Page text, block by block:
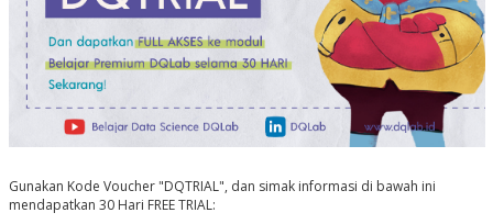
Gunakan Kode Voucher "DQTRIAL", dan simak informasi di bawah ini
mendapatkan 30 Hari FREE TRIAL: